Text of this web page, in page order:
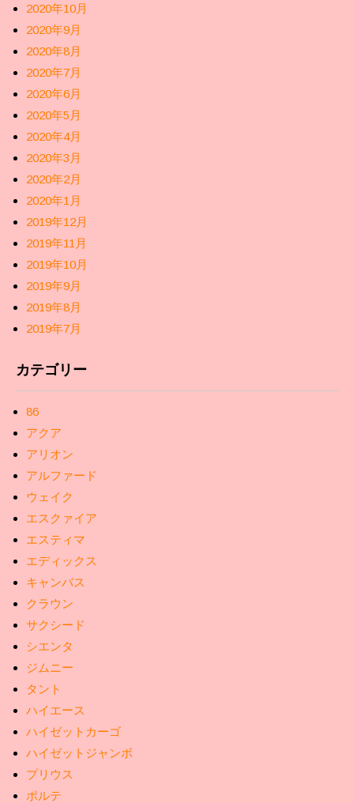
2020年10月
2020年9月
2020年8月
2020年7月
2020年6月
2020年5月
2020年4月
2020年3月
2020年2月
2020年1月
2019年12月
2019年11月
2019年10月
2019年9月
2019年8月
2019年7月
カテゴリー
86
アクア
アリオン
アルファード
ウェイク
エスクァイア
エスティマ
エディックス
キャンバス
クラウン
サクシード
シエンタ
ジムニー
タント
ハイエース
ハイゼットカーゴ
ハイゼットジャンボ
プリウス
ポルテ